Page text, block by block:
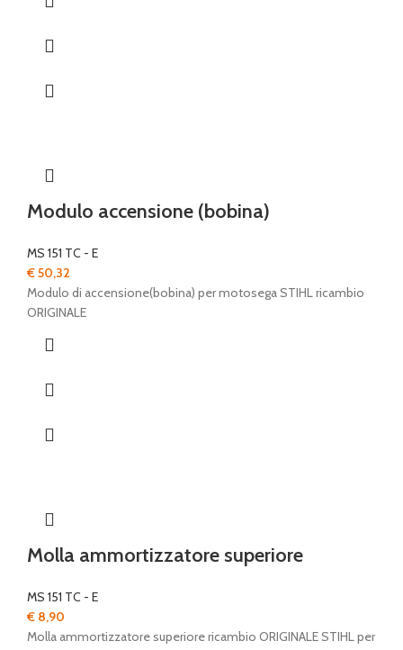
Modulo accensione (bobina)
MS 151 TC - E
€50,32
Modulo di accensione(bobina) per motosega STIHL ricambio
ORIGINALE
Molla ammortizzatore superiore
MS 151 TC - E
€ 8,90
Molla ammortizzatore superiore ricambio ORIGINALE STIHL per